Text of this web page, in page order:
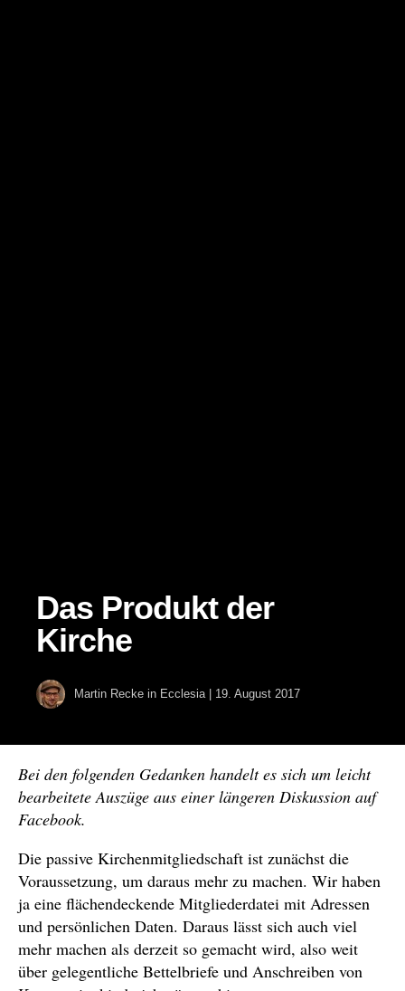
Das Produkt der
Kirche
Martin Recke in Ecclesia 19. August 2017
Bei den folgenden Gedanken handelt es sich um leicht
bearbeitete Auszüge aus einer längeren Diskussion auf
Facebook.
Die passive Kirchenmitgliedschaft ist zunächst die
Voraussetzung, um daraus mehr zu machen. Wir haben
ja eine flächendeckende Mitgliederdatei mit Adressen
und persönlichen Daten. Daraus lässt sich auch viel
mehr machen als derzeit so gemacht wird, also weit
über gelegentliche Bettelbriefe und Anschreiben von